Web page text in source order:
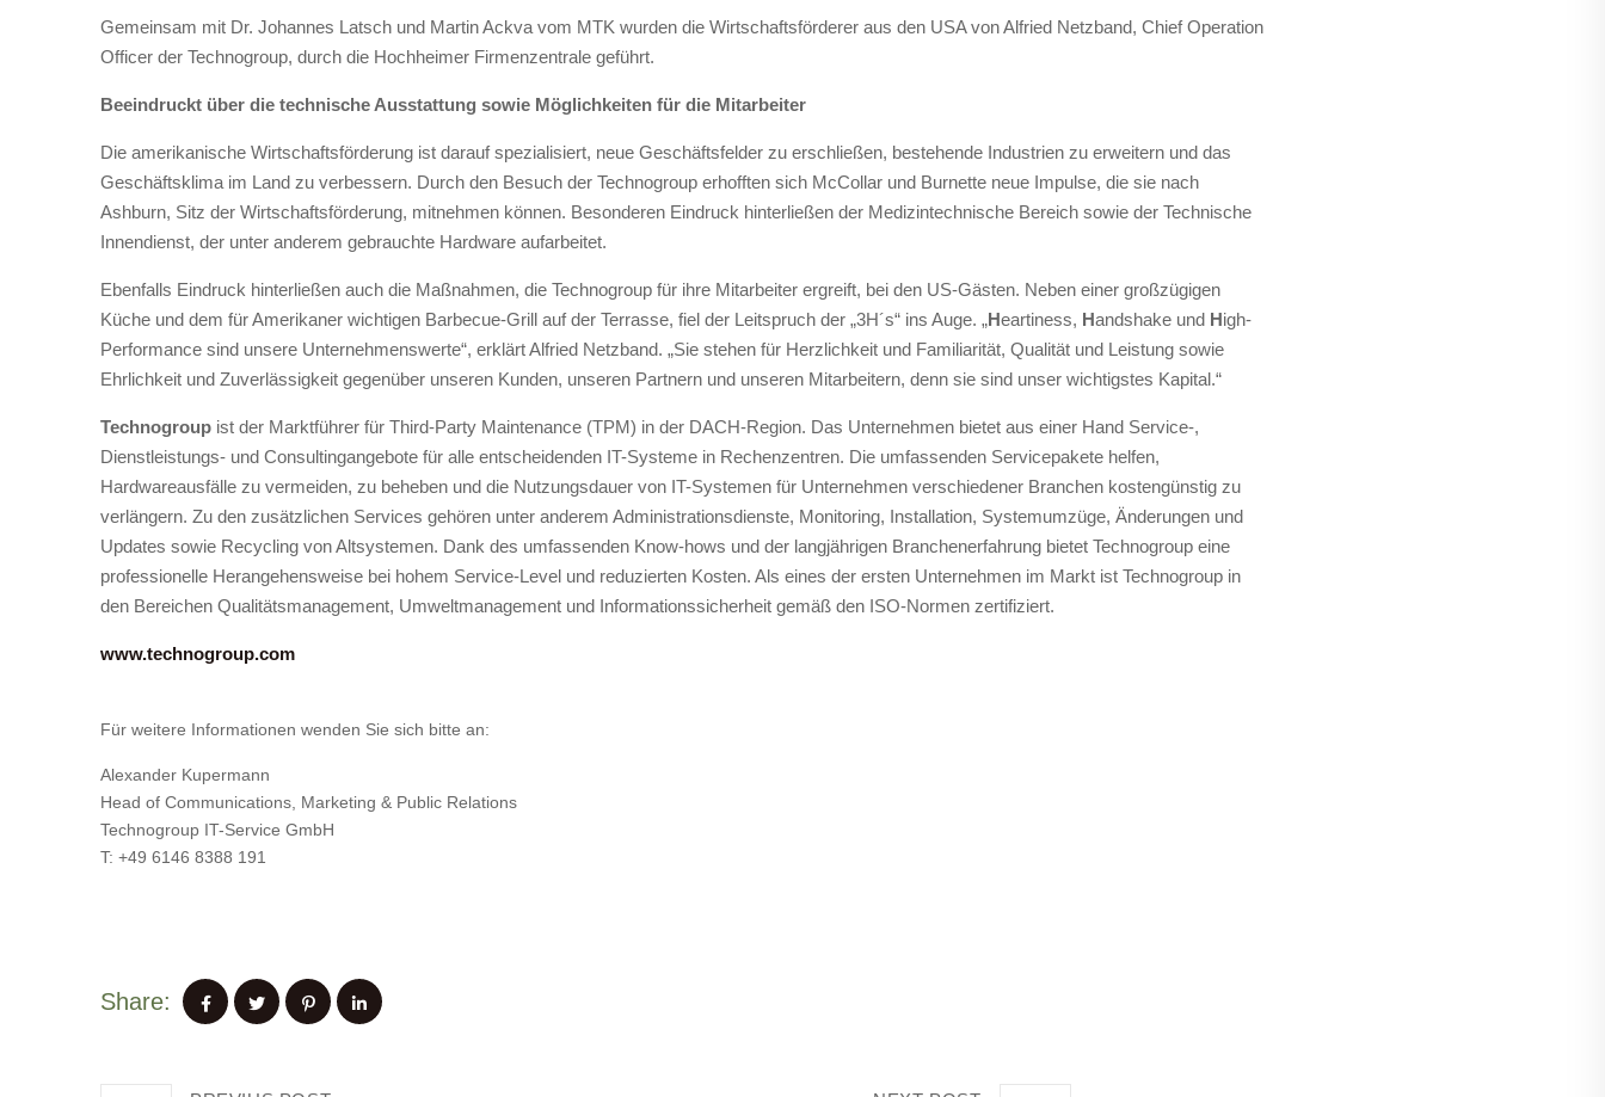
Gemeinsam mit Dr. Johannes Latsch und Martin Ackva vom MTK wurden die Wirtschaftsförderer aus den USA von Alfried Netzband, Chief Operation
Officer der Technogroup, durch die Hochheimer Firmenzentrale geführt.
Beeindruckt über die technische Ausstattung sowie Möglichkeiten für die Mitarbeiter
Die amerikanische Wirtschaftsförderung ist darauf spezialisiert, neue Geschäftsfelder zu erschließen, bestehende Industrien zu erweitern und das
Geschäftsklima im Land zu verbessern. Durch den Besuch der Technogroup erhofften sich McCollar und Burnette neue Impulse, die sie nach
Ashburn, Sitz der Wirtschaftsförderung, mitnehmen können. Besonderen Eindruck hinterließen der Medizintechnische Bereich sowie der Technische
Innendienst, der unter anderem gebrauchte Hardware aufarbeitet.
Ebenfalls Eindruck hinterließen auch die Maßnahmen, die Technogroup für ihre Mitarbeiter ergreift, bei den US-Gästen. Neben einer großzügigen
Küche und dem für Amerikaner wichtigen Barbecue-Grill auf der Terrasse, fiel der Leitspruch der „3H´s“ ins Auge. „Heartiness, Handshake und High-
Performance sind unsere Unternehmenswerte“, erklärt Alfried Netzband. „Sie stehen für Herzlichkeit und Familiarität, Qualität und Leistung sowie
Ehrlichkeit und Zuverlässigkeit gegenüber unseren Kunden, unseren Partnern und unseren Mitarbeitern, denn sie sind unser wichtigstes Kapital.“
Technogroup ist der Marktführer für Third-Party Maintenance (TPM) in der DACH-Region. Das Unternehmen bietet aus einer Hand Service-,
Dienstleistungs- und Consultingangebote für alle entscheidenden IT-Systeme in Rechenzentren. Die umfassenden Servicepakete helfen,
Hardwareausfälle zu vermeiden, zu beheben und die Nutzungsdauer von IT-Systemen für Unternehmen verschiedener Branchen kostengünstig zu
verlängern. Zu den zusätzlichen Services gehören unter anderem Administrationsdienste, Monitoring, Installation, Systemumzüge, Änderungen und
Updates sowie Recycling von Altsystemen. Dank des umfassenden Know-hows und der langjährigen Branchenerfahrung bietet Technogroup eine
professionelle Herangehensweise bei hohem Service-Level und reduzierten Kosten. Als eines der ersten Unternehmen im Markt ist Technogroup in
den Bereichen Qualitätsmanagement, Umweltmanagement und Informationssicherheit gemäß den ISO-Normen zertifiziert.
www.technogroup.com
Für weitere Informationen wenden Sie sich bitte an:
Alexander Kupermann
Head of Communications, Marketing & Public Relations
Technogroup IT-Service GmbH
T: +49 6146 8388 191
Share: